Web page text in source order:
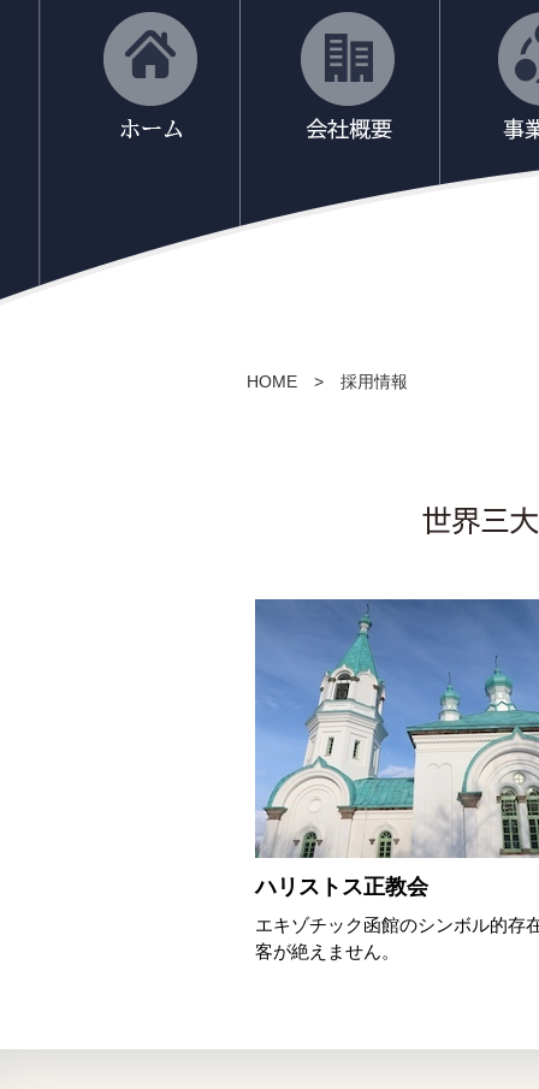
HOME > 採用情報
ハリストス正教会
エキゾチック函館のシンボル的存
客が絶えません。